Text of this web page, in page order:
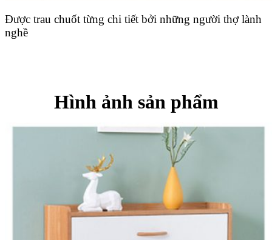
Được trau chuốt từng chi tiết bởi những người thợ lành
nghề
Hình ảnh sản phẩm